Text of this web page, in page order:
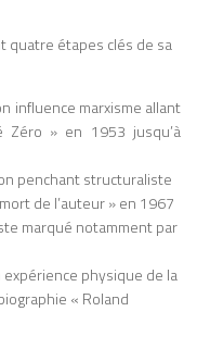
étapes clés de sa
influence marxisme allant
» en 1953 jusqu’à
penchant structuraliste
de l’auteur » en 1967
marqué notamment par
physique de la
« Roland
synthétique avec
ouvrage Œuvre Année
Idée centrale The
Folklore of Industrial
et culture populaire
publicité façonnent les
dans les
Explorations in
1960 Essais sur les
des médias
communication et la